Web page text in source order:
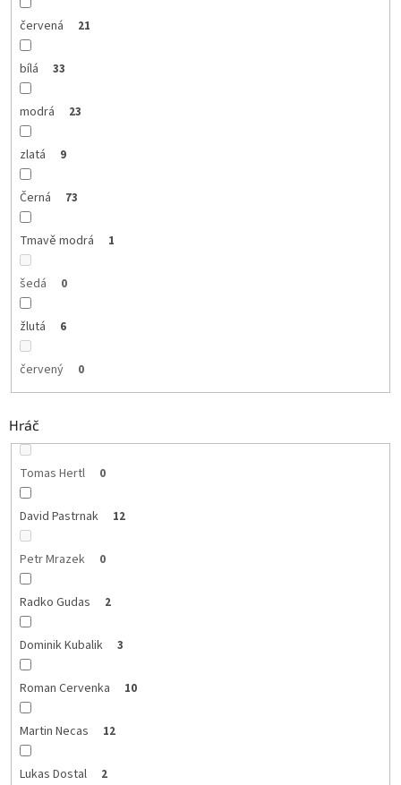
červená 21
bílá 33
modrá 23
zlatá 9
Černá 73
Tmavě modrá 1
šedá 0
žlutá 6
červený 0
Hráč
Tomas Hertl 0
David Pastrnak 12
Petr Mrazek 0
Radko Gudas 2
Dominik Kubalik 3
Roman Cervenka 10
Martin Necas 12
Lukas Dostal 2